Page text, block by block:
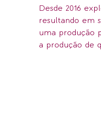
Desde 2016
resultando em
uma produção
a produção de